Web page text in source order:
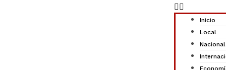
Inicio
Local
Nacional